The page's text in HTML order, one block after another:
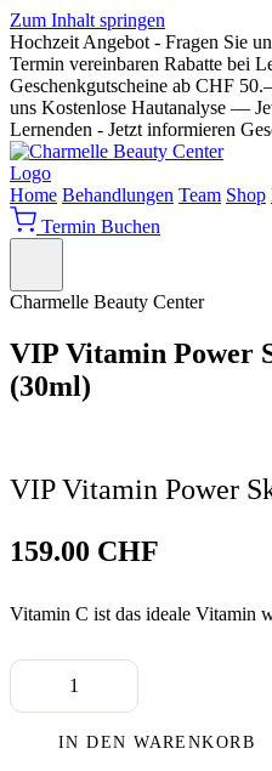
Zum Inhalt springen
Hochzeit Angebot - Fragen Sie
Termin vereinbaren Rabatte bei
Geschenkgutscheine ab CHF
uns Kostenlose Hautanalyse —
Lernenden - Jetzt informieren
Home Behandlungen Team Shop
Termin Buchen
Charmelle Beauty Center
VIP Vitamin Power
(30ml)
VIP Vitamin Power
159.00 CHF
Vitamin C ist das ideale Vitamin
VIP
Power
IN DEN WARENKORB